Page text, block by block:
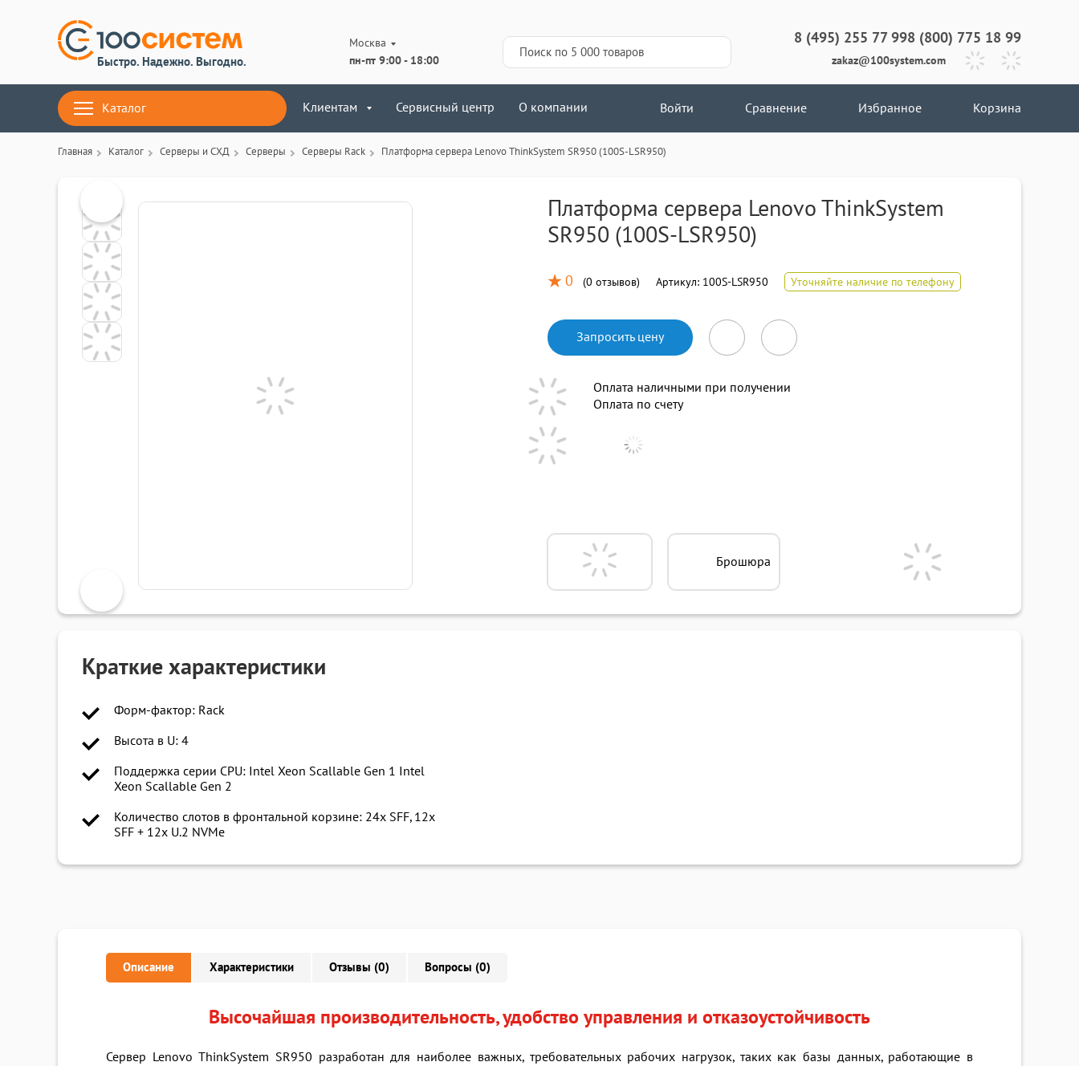
Быстро. Надежно. Выгодно.
Москва
пн-пт 9:00 - 18:00
8 (495) 255 77 998 (800) 775 18 99
zakaz@100system.com
Каталог Клиентам Сервисный центр О компании Войти Сравнение Избранное Корзина
Главная Каталог Серверы и СХД Серверы Серверы Rack Платформа сервера Lenovo ThinkSystem SR950 (100S-LSR950)
Платформа сервера Lenovo ThinkSystem
SR950 (100S-LSR950)
0 (0 отзывов) Артикул: 100S-LSR950 Уточняйте наличие по телефону
Запросить цену
Оплата наличными при получении
Оплата по счету
Брошюра
Краткие характеристики
Форм-фактор: Rack
Высота в U: 4
Поддержка серии CPU: Intel Xeon Scallable Gen 1 Intel
Xeon Scallable Gen 2
Количество слотов в фронтальной корзине: 24x SFF, 12x
SFF + 12x U.2 NVMe
Описание Характеристики Отзывы (0) Вопросы (0)
Высочайшая производительность, удобство управления и отказоустойчивость
Сервер Lenovo ThinkSystem SR950 разработан для наиболее важных, требовательных рабочих нагрузок, таких как базы данных, работающие в